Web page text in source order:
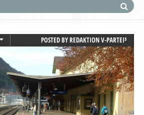
POSTED BYREDAKTION V-PARTEI³